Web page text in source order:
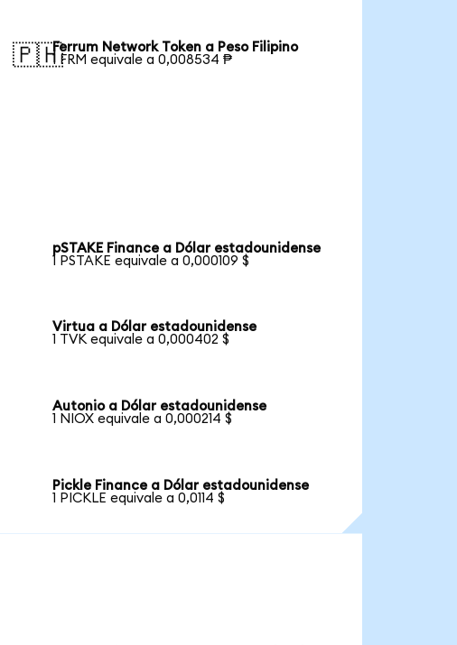
🇵🇭Ferrum Network Token a Peso Filipino
1 FRM equivale a 0,008534 ₱
pSTAKE Finance a Dólar estadounidense
1 PSTAKE equivale a 0,000109 $
Virtua a Dólar estadounidense
1 TVK equivale a 0,000402 $
Autonio a Dólar estadounidense
1 NIOX equivale a 0,000214 $
Pickle Finance a Dólar estadounidense
1 PICKLE equivale a 0,0114 $